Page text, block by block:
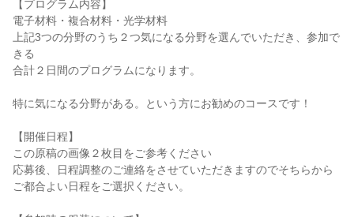
【プログラム内容】
電子材料・複合材料・光学材料
上記3つの分野のうち２つ気になる分野を選んでいただき、参加で
きる
合計２日間のプログラムになります。
特に気になる分野がある。という方にお勧めのコースです！
【開催日程】
この原稿の画像２枚目をご参考ください
応募後、日程調整のご連絡をさせていただきますのでそちらから
ご都合よい日程をご選択ください。